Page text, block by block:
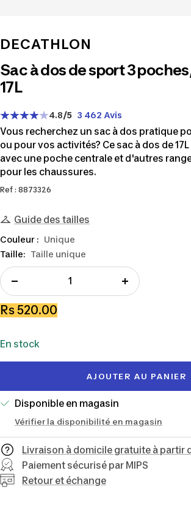
DECATHLON
Sac à dos de sport 3
17L
4.8/5 3 462 Avis
Vous recherchez un sac à dos pratique
ou pour vos activités? Ce sac à dos de
avec une poche centrale et d'autres
pour les chaussures.
Ref : 8873326
Guide des tailles
Taille: Taille unique
Couleur : Unique
la
quantité
Augmenter
Prix
vente
Rs 520.00
En stock
AJOUTER AU PANIER
Disponible en magasin
Vérifier la disponibilité en magasin
Livraison à domicile gratuite à partir
Paiement sécurisé par MIPS
Retour et échange